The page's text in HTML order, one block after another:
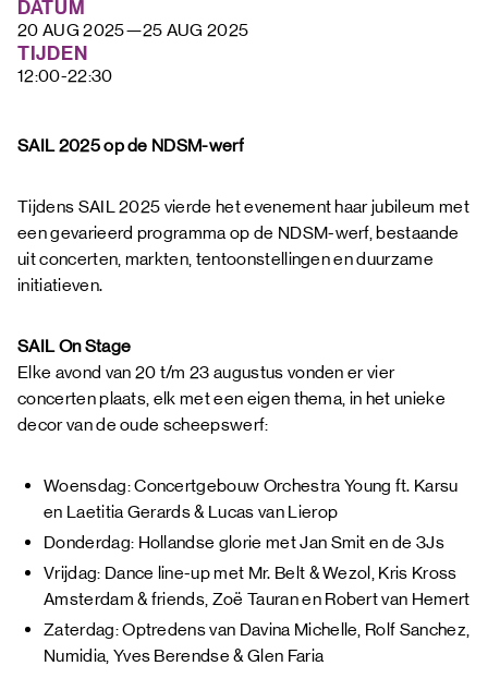
FAQ
DATUM
20 AUG 2025—25 AUG 2025
TIJDEN
12:00-22:30
SAIL 2025 op de NDSM-werf
Tijdens SAIL 2025 vierde het evenement haar jubileum met
een gevarieerd programma op de NDSM-werf, bestaande
uit concerten, markten, tentoonstellingen en duurzame
initiatieven.
SAIL On Stage
Elke avond van 20 t/m 23 augustus vonden er vier
concerten plaats, elk met een eigen thema, in het unieke
decor van de oude scheepswerf:
Woensdag: Concertgebouw Orchestra Young ft. Karsu
en Laetitia Gerards & Lucas van Lierop
Donderdag: Hollandse glorie met Jan Smit en de 3Js
Vrijdag: Dance line-up met Mr. Belt & Wezol, Kris Kross
Amsterdam & friends, Zoë Tauran en Robert van Hemert
Zaterdag: Optredens van Davina Michelle, Rolf Sanchez,
Numidia, Yves Berendse & Glen Faria